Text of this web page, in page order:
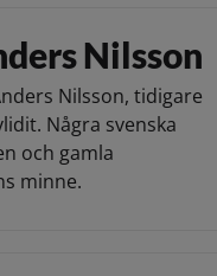
Nilsson
Nilsson, tidigare
Några svenska
och gamla
minne.